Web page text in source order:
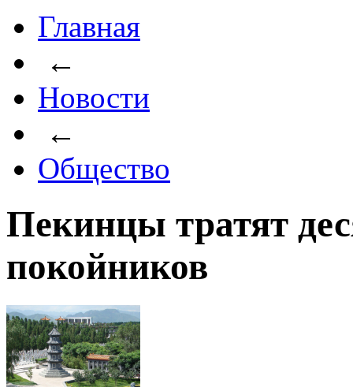
Главная
←
Новости
←
Общество
Пекинцы тратят
покойников